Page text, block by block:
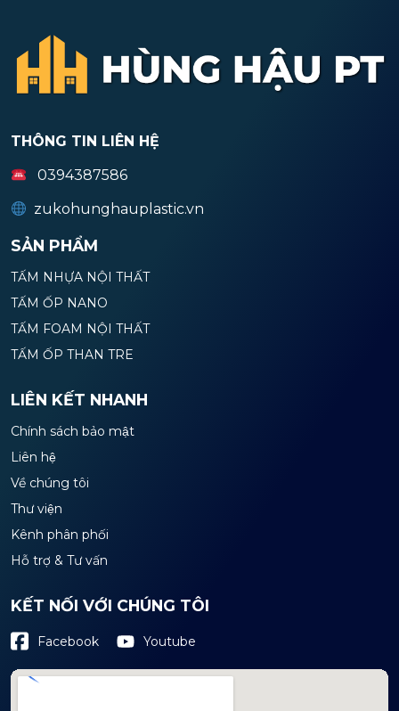
THÔNG TIN LIÊN HỆ
0394387586
zukohunghauplastic.vn
SẢN PHẨM
TẤM NHỰA NỘI THẤT
TẤM ỐP NANO
TẤM FOAM NỘI THẤT
TẤM ỐP THAN TRE
LIÊN KẾT NHANH
Chính sách bảo mật
Liên hệ
Về chúng tôi
Thư viện
Kênh phân phối
Hỗ trợ & Tư vấn
KẾT NỐI VỚI CHÚNG TÔI
Facebook Youtube